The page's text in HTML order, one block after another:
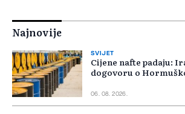
Najnovije
SVIJET
Cijene nafte padaju:
dogovoru o
06. 08. 2026.